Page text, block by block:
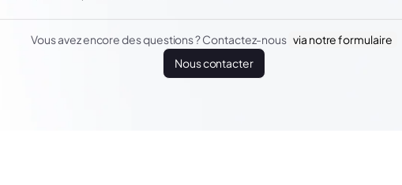
Vous avez encore des questions ? Contactez-nous via notre formulaire
Nous contacter